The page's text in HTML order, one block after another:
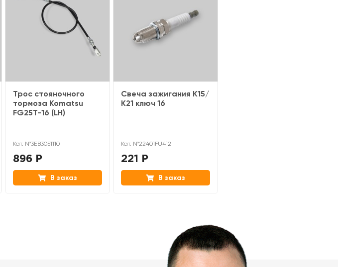
Трос стояночного
тормоза Komatsu
FG25T-16 (LH)
Кат. №3EB3051110
896 Р
В заказ
Свеча зажигания K15/
K21 ключ 16
Кат. №22401FU412
221 Р
В заказ